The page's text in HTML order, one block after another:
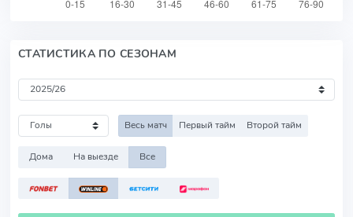
СТАТИСТИКА ПО СЕЗОНАМ
Весь матч Первый тайм Второй тайм
Дома На выезде Все